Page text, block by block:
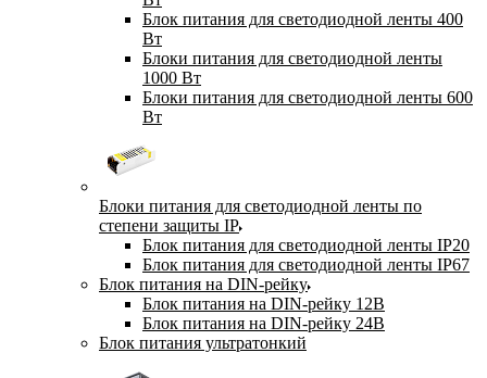
Блок питания для светодиодной ленты 400
Вт
Блоки питания для светодиодной ленты
1000 Вт
Блоки питания для светодиодной ленты 600
Вт
Блоки питания для светодиодной ленты по
степени защиты IP
Блок питания для светодиодной ленты IP20
Блок питания для светодиодной ленты IP67
Блок питания на DIN-рейку
Блок питания на DIN-рейку 12В
Блок питания на DIN-рейку 24В
Блок питания ультратонкий